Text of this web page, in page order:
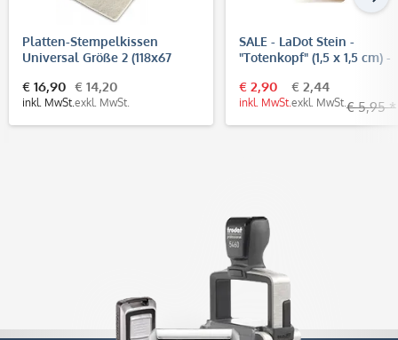
Platten-Stempelkissen
Universal Größe 2 (118x67
€ 16,90
inkl. MwSt.
€ 14,20
exkl. MwSt.
SALE - LaDot Stein -
"Totenkopf" (1,5 x 1,5 cm) -
€ 2,90
inkl. MwSt.
€ 2,44
exkl. MwSt. € 5,95 *